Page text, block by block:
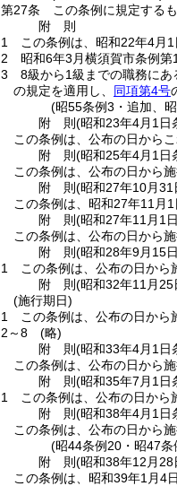
第27条
この条例に規定する
附 則
1
この条例は、昭和22年4月1
2
昭和6年3月横須賀市条例第
3
8級から1級までの職務にあ
の規定を適用し、 同項第4号
(昭55条例3・追加、
附 則(昭和23年4月1日
この条例は、公布の日から
附 則(昭和25年4月1日
この条例は、公布の日から
附 則(昭和27年10月31
この条例は、昭和27年11月1
附 則(昭和27年11月1
この条例は、公布の日から施
附 則(昭和28年9月15
1
この条例は、公布の日から
附 則(昭和32年11月25
(施行期日)
1
この条例は、公布の日から
2～8
(略)
附 則(昭和33年4月1日
この条例は、公布の日から施
附 則(昭和35年7月1日
1
この条例は、公布の日から
附 則(昭和38年4月1日
この条例は、公布の日から施
(昭44条例20・昭47条
附 則(昭和38年12月28
この条例は、昭和39年1月4